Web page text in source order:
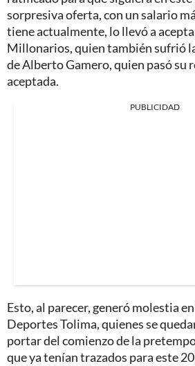
sorpresiva oferta, con un salario
tiene actualmente, lo llevó a
Millonarios, quien también sufrió
de Alberto Gamero, quien pasó su
aceptada.
PUBLICIDAD
Esto, al parecer, generó molestia
Deportes Tolima, quienes se
portar del comienzo de la
que ya tenían trazados para este